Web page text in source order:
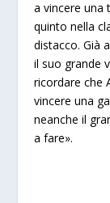
a vincere una
quinto nella
distacco. Già
il suo grande
ricordare che
vincere una
neanche il
a fare».